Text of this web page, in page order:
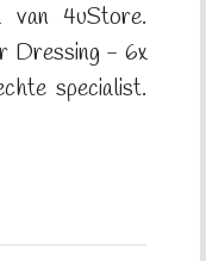
van 4uStore.
Dressing - 6x
specialist.